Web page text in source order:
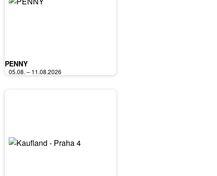
PENNY
05.08. – 11.08.2026